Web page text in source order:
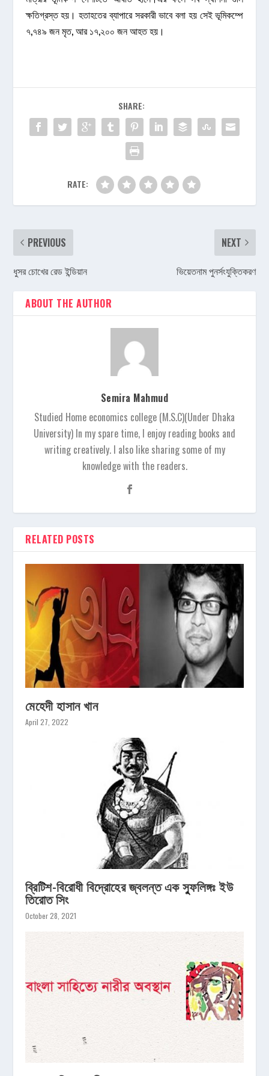
ক্ষতিগ্রস্ত হয়। হতাহতের ব্যাপারে সরকারী ভাবে বলা হয় সেই ভূমিকম্পে
৭,৭৪৯ জন মৃত, আর ১৭,২০০ জন আহত হয়।
SHARE:
RATE:
PREVIOUS
ধুসর চোখের রেড ইন্ডিয়ান
NEXT
ভিয়েতনাম পুনর্সংযুক্তিকরণ
ABOUT THE AUTHOR
Semira Mahmud
Studied Home economics college (M.S.C)(Under Dhaka
University) In my spare time, I enjoy reading books and
writing creatively. I also like sharing some of my
knowledge with the readers.
RELATED POSTS
মেহেদী হাসান খান
April 27, 2022
ব্রিটিশ-বিরোধী বিদ্রোহের জ্বলন্ত এক স্ফুলিঙ্গঃ ইউ
তিরোত সিং
October 28, 2021